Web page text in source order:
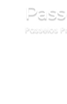
Passeios